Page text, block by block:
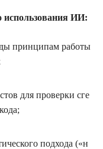
использования ИИ:
принципам работы
для проверки сге
подхода («н